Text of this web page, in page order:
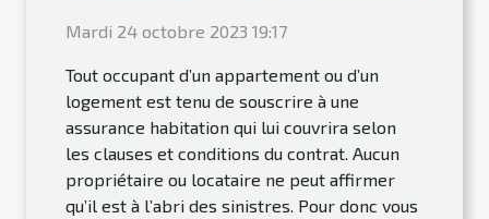
Mardi 24 octobre 2023 19:17
Tout occupant d’un appartement ou d’un
logement est tenu de souscrire à une
assurance habitation qui lui couvrira selon
les clauses et conditions du contrat. Aucun
propriétaire ou locataire ne peut affirmer
qu’il est à l’abri des sinistres. Pour donc vous